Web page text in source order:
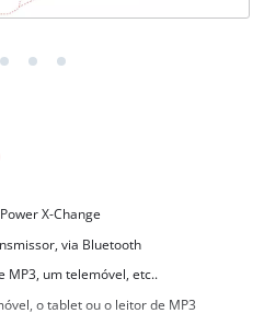
X-Change
via Bluetooth
MP3, um telemóvel, etc..
o tablet ou o leitor de MP3